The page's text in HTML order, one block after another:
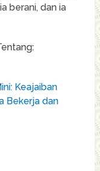
berani, dan ia
Keajaiban
Bekerja dan